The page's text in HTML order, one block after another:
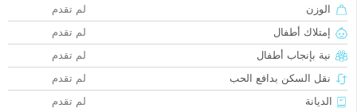
الوزن
لم تقدم
إمتلاك أطفال
لم تقدم
نية بإنجاب أطفال
لم تقدم
نقل السكن بدافع الحب
لم تقدم
الديانة
لم تقدم